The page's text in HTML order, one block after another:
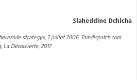
Slaheddine Dchicha
strategy», 7 juillet 2006, Tomdispatch.com.
La Découverte, 2017